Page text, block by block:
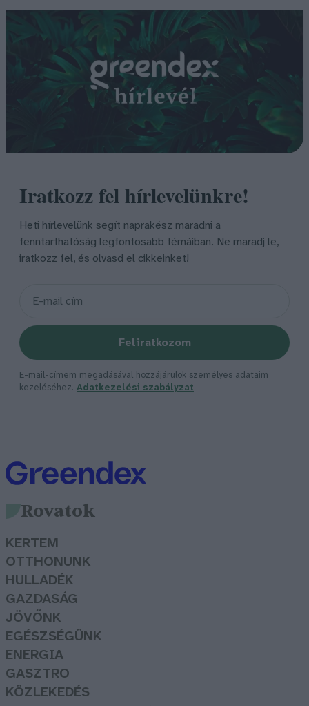
Iratkozz fel hírlevelünkre!
Heti hírlevelünk segít naprakész maradni a
fenntarthatóság legfontosabb témáiban. Ne maradj le,
iratkozz fel, és olvasd el cikkeinket!
Feliratkozom
E-mail-címem megadásával hozzájárulok személyes adataim
kezeléséhez. Adatkezelési szabályzat
Rovatok
KERTEM
OTTHONUNK
HULLADÉK
GAZDASÁG
JÖVŐNK
EGÉSZSÉGÜNK
ENERGIA
GASZTRO
KÖZLEKEDÉS